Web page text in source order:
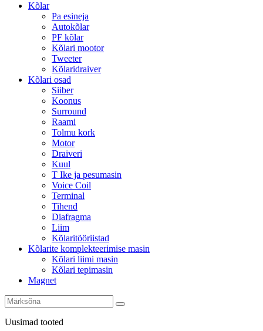
Kõlar
Pa esineja
Autokõlar
PF kõlar
Kõlari mootor
Tweeter
Kõlaridraiver
Kõlari osad
Siiber
Koonus
Surround
Raami
Tolmu kork
Motor
Draiveri
Kuul
T Ike ja pesumasin
Voice Coil
Terminal
Tihend
Diafragma
Liim
Kõlaritööriistad
Kõlarite komplekteerimise masin
Kõlari liimi masin
Kõlari tepimasin
Magnet
Uusimad tooted